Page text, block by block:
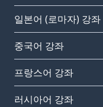
일본어 (로마자) 강좌
중국어 강좌
프랑스어 강좌
러시아어 강좌